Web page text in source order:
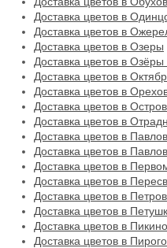
Доставка цветов в
Доставка цветов в
Доставка цветов в Озеры
Доставка цветов в
Доставка цветов в
Доставка цветов в
Доставка цветов в
Доставка цветов в
Доставка цветов в
Доставка цветов в
Доставка цветов в
Доставка цветов в
Доставка цветов в
Доставка цветов в
Доставка цветов в Пикино
Доставка цветов в